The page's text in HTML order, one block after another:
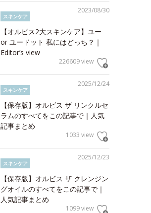
2023/08/30
スキンケア
【オルビス2大スキンケア】ユー
or ユードット 私にはどっち？｜
Editor’s view
226609 view
2025/12/24
スキンケア
【保存版】オルビス ザ リンクルセ
ラムのすべてをこの記事で｜人気
記事まとめ
1033 view
2025/12/23
スキンケア
【保存版】オルビス ザ クレンジン
グオイルのすべてをこの記事で｜
人気記事まとめ
1099 view